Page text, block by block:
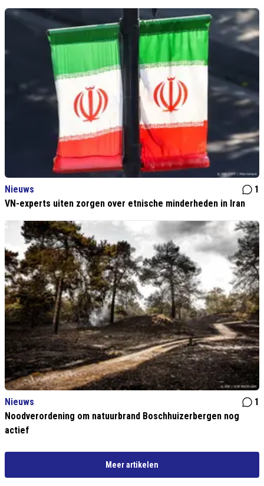
Nieuws
1
VN-experts uiten zorgen over etnische minderheden in Iran
Nieuws
1
Noodverordening om natuurbrand Boschhuizerbergen nog
actief
Meer artikelen